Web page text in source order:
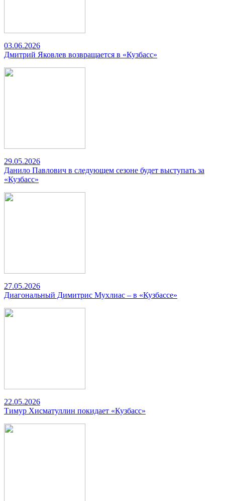
03.06.2026
Дмитрий Яковлев возвращается в «Кузбасс»
29.05.2026
Данило Павлович в следующем сезоне будет выступать за
«Кузбасс»
27.05.2026
Диагональный Димитрис Мухлиас – в «Кузбассе»
22.05.2026
Тимур Хисматуллин покидает «Кузбасс»